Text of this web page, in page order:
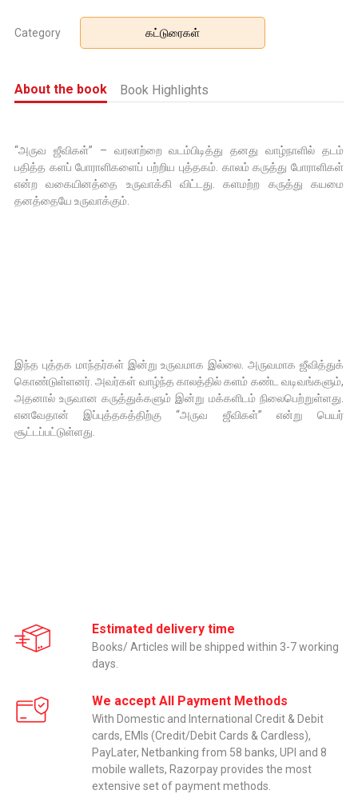
Category கட்டுரைகள்
About the book Book Highlights
‘‘அருவ ஜீவிகள்’’ – வரலாற்றை வடம்பிடித்து தனது வாழ்நாளில் தடம்
பதித்த களப் போராளிகளைப் பற்றிய புத்தகம். காலம் கருத்து போராளிகள்
என்ற வகையினத்தை உருவாக்கி விட்டது. களமற்ற கருத்து கயமை
தனத்தையே உருவாக்கும்.
இந்த புத்தக மாந்தர்கள் இன்று உருவமாக இல்லை. அருவமாக ஜீவித்துக்
கொண்டுள்ளனர். அவர்கள் வாழ்ந்த காலத்தில் களம் கண்ட வடிவங்களும்,
அதனால் உருவான கருத்துக்களும் இன்று மக்களிடம் நிலைபெற்றுள்ளது.
எனவேதான் இப்புத்தகத்திற்கு ‘‘அருவ ஜீவிகள்’’ என்று பெயர்
சூட்டப்பட்டுள்ளது.
Estimated delivery time
Books/ Articles will be shipped within 3-7 working
days.
We accept All Payment Methods
With Domestic and International Credit & Debit
cards, EMIs (Credit/Debit Cards & Cardless),
PayLater, Netbanking from 58 banks, UPI and 8
mobile wallets, Razorpay provides the most
extensive set of payment methods.